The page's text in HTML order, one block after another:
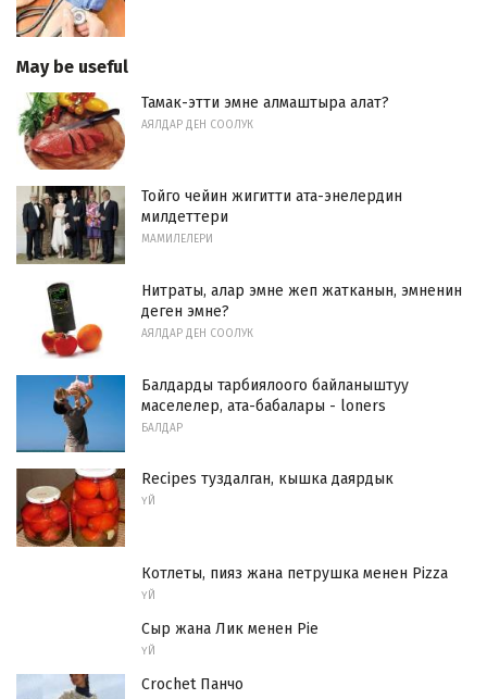
May be useful
Тамак-этти эмне алмаштыра алат?
АЯЛДАР ДЕН СООЛУК
Тойго чейин жигитти ата-энелердин
милдеттери
МАМИЛЕЛЕРИ
Нитраты, алар эмне жеп жатканын, эмненин
деген эмне?
АЯЛДАР ДЕН СООЛУК
Балдарды тарбиялоого байланыштуу
маселелер, ата-бабалары - loners
БАЛДАР
Recipes туздалган, кышка даярдык
ҮЙ
Котлеты, пияз жана петрушка менен Pizza
ҮЙ
Сыр жана Лик менен Pie
ҮЙ
Crochet Панчо